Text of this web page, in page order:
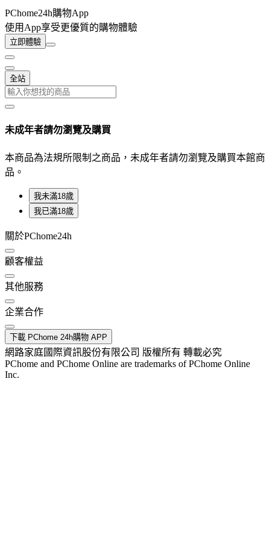
PChome24h購物App
使用App享受更優質的購物體驗
立即體驗
全站
未成年者請勿瀏覽及購買
本商品為法規所限制之商品，未成年者請勿瀏覽及購買本館商
品。
我未滿18歲
我已滿18歲
關於PChome24h
顧客權益
其他服務
企業合作
下載 PChome 24h購物 APP
網路家庭國際資訊股份有限公司 版權所有 轉載必究
PChome and PChome Online are trademarks of PChome Online
Inc.